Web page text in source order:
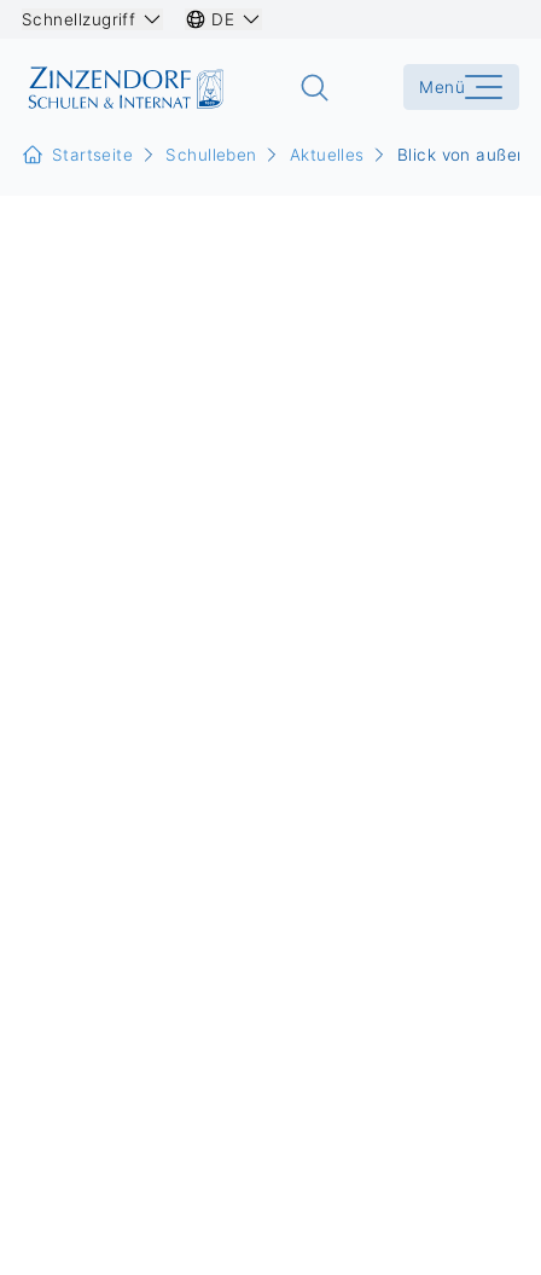
Schnellzugriff DE
Menü
Startseite Schulleben Aktuelles Blick von außen